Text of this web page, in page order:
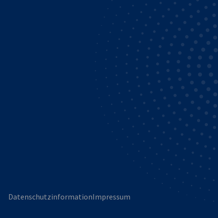
DatenschutzinformationImpressum